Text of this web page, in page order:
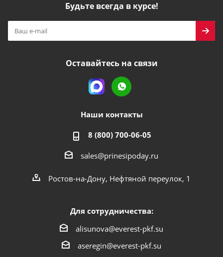
Будьте всегда в курсе!
Оставайтесь на связи
Наши контакты
8 (800) 700-06-05
sales@prinesipoday.ru
Ростов-на-Дону, Нефтяной переулок, 1
Для сотрудничества:
alisunova@everest-pkf.su
aseregin@everest-pkf.su